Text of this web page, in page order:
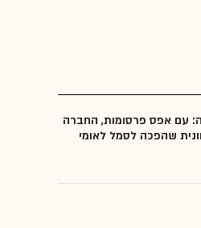
עם אפס פרסומות, החברה
שהפכה לסמל לאומי